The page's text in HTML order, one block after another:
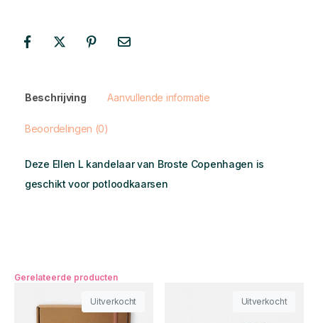
Beschrijving Aanvullende informatie
Beoordelingen (0)
Deze Ellen L kandelaar van Broste Copenhagen is
geschikt voor potloodkaarsen
Gerelateerde producten
Uitverkocht Uitverkocht